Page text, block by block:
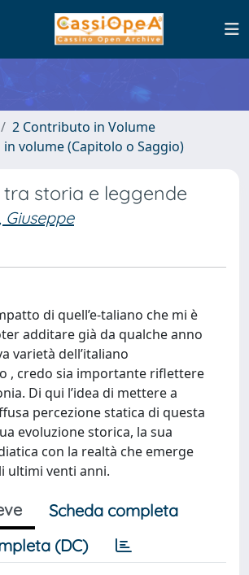
2 Contributo in Volume
volume (Capitolo o Saggio)
tra storia e leggende
Giuseppe
di quell’e-taliano che mi è
additare già da qualche anno
varietà dell’italiano
, credo sia importante riflettere
Di qui l’idea di mettere a
percezione statica di questa
evoluzione storica, la sua
con la realtà che emerge
ultimi venti anni.
Scheda completa
(DC)